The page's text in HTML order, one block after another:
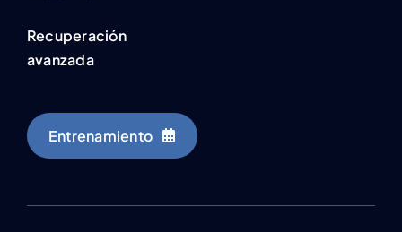
Recuperación
avanzada
Entrenamiento